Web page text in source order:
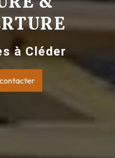
à Cléder